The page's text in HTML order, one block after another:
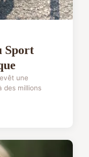
Sport
une
des millions